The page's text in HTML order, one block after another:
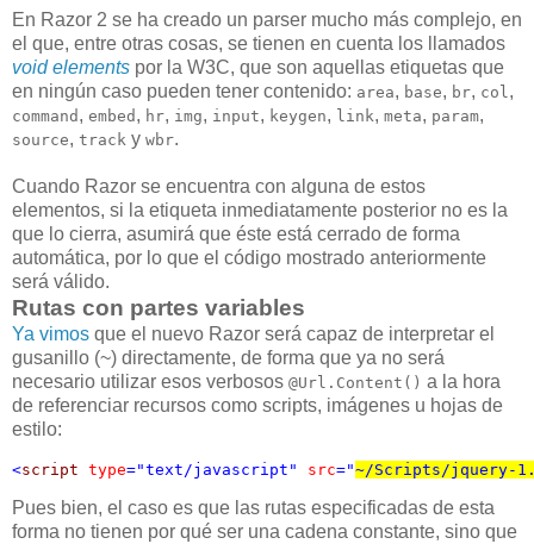
En Razor 2 se ha creado un parser mucho más complejo, en
el que, entre otras cosas, se tienen en cuenta los llamados
void elements por la W3C, que son aquellas etiquetas que
en ningún caso pueden tener contenido: area, base, br, col,
command , embed , hr, img, input, keygen, link, meta, param,
source, track y wbr.
Cuando Razor se encuentra con alguna de estos
elementos, si la etiqueta inmediatamente posterior no es la
que lo cierra, asumirá que éste está cerrado de forma
automática, por lo que el código mostrado anteriormente
será válido.
Rutas con partes variables
Ya vimos que el nuevo Razor será capaz de interpretar el
gusanillo (~) directamente, de forma que ya no será
necesario utilizar esos verbosos @Url.Content() a la hora
de referenciar recursos como scripts, imágenes u hojas de
estilo:
<script type="text/javascript" src="~/Scripts/jquery-
Pues bien, el caso es que las rutas especificadas de esta
forma no tienen por qué ser una cadena constante, sino que